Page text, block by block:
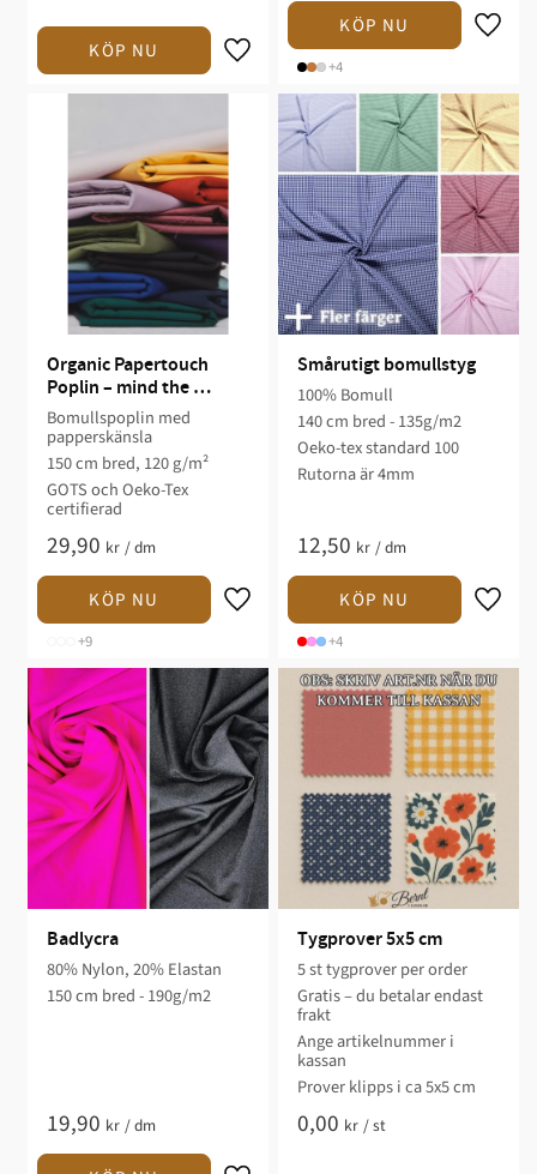
+4
Organic Papertouch
Poplin – mind the
MAKER, ekologisk
bomull
Bomullspoplin med
papperskänsla
150 cm bred, 120 g/m²
GOTS och Oeko-Tex
certifierad
29,90 kr /dm
+9
Smårutigt bomullstyg
100% Bomull
140 cm bred - 135g/m2
Oeko-tex standard 100
Rutorna är 4mm
12,50 kr /dm
+4
Badlycra
80% Nylon, 20% Elastan​
150 cm bred - 190g/m2
19,90 kr /dm
Tygprover 5x5 cm
5 st tygprover per order
Gratis – du betalar endast
frakt
Ange artikelnummer i
kassan
Prover klipps i ca 5x5 cm
0,00 kr /st